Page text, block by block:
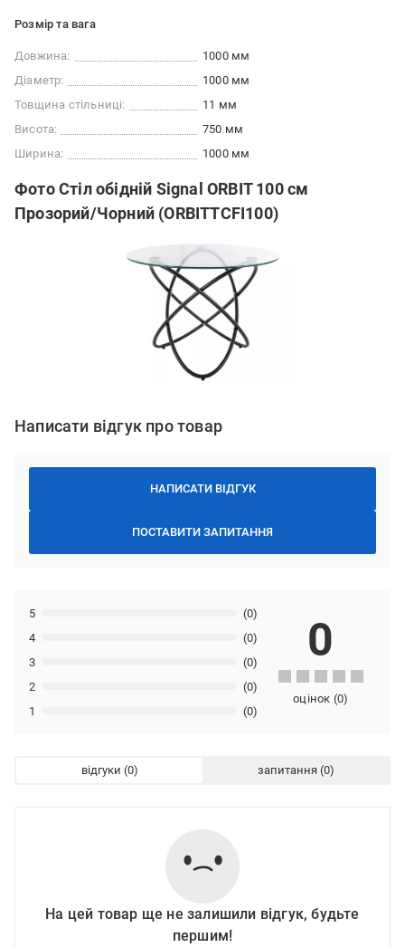
Розмір та вага
Довжина:
1000 мм
Діаметр:
1000 мм
Товщина стільниці:
11 мм
Висота:
750 мм
Ширина:
1000 мм
Фото Стіл обідній Signal ORBIT 100 см
Прозорий/Чорний (ORBITTCFI100)
Написати відгук про товар
НАПИСАТИ ВІДГУК
ПОСТАВИТИ ЗАПИТАННЯ
1 (0)
2 (0)
3 (0)
4 (0)
5 (0)
0
оцінок (0)
відгуки запитання
На цей товар ще не залишили відгук, будьте
першим!